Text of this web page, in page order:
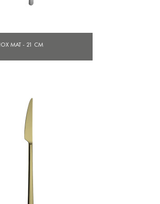
Aperçu rapide
MAT - 21 CM